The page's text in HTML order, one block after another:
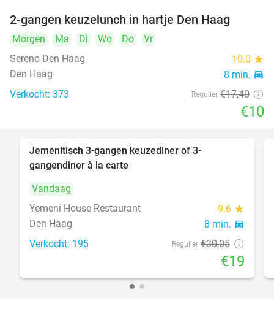
2-gangen keuzelunch in hartje Den Haag
Morgen Ma Di Wo Do
Vr
Sereno Den Haag
10.0 star
Den Haag 8 min. directions_car
Verkocht: 373 Regulier €17,40
€10
Jemenitisch 3-gangen keuzediner of 3-
gangendiner à la carte
Vandaag
Yemeni House Restaurant
9.6 star
Den Haag 8 min. directions_car
Verkocht: 195 Regulier €30,05
€19